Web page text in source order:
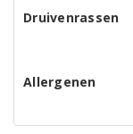
Druivenrassen
Allergenen